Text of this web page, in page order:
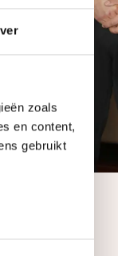
zoals
en content,
gebruikt